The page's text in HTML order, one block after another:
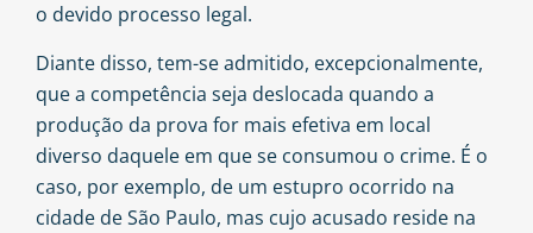
o devido processo legal.
Diante disso, tem-se admitido, excepcionalmente,
que a competência seja deslocada quando a
produção da prova for mais efetiva em local
diverso daquele em que se consumou o crime. É o
caso, por exemplo, de um estupro ocorrido na
cidade de São Paulo, mas cujo acusado reside na